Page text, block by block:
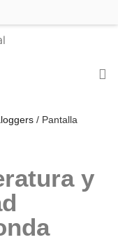
/ Pantalla
y